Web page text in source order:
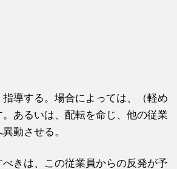
導する。場合によっては、（軽め
あるいは、配転を命じ、他の従業
動させる。
べきは、この従業員からの反発が予